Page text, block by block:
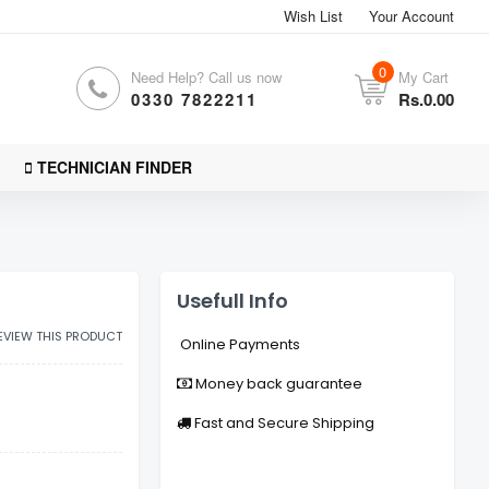
Wish List Your Account
My Cart
0
Rs.0.00
Need Help? Call us now
0330 7822211
TECHNICIAN FINDER
THIS PRODUCT
Usefull Info
Online Payments
Money back guarantee
Fast and Secure Shipping